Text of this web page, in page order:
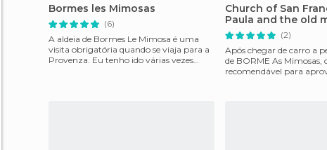
Bormes les Mimosas
(6)
A aldeia de Bormes Le Mimosa é uma
visita obrigatória quando se viaja para a
Provenza. Eu tenho ido várias vezes
Church of San
Paula and the old
(2)
Após chegar de carro a
de BORME As Mimosas,
recomendável para